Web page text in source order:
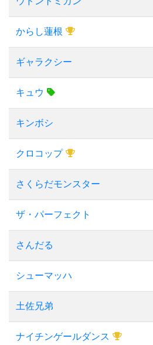
からし蓮根
ギャラクシー
キュウ
キンボシ
クロコップ
さくらだモンスター
ザ・パーフェクト
さんだる
シューマッハ
土佐兄弟
ナイチンゲールダンス